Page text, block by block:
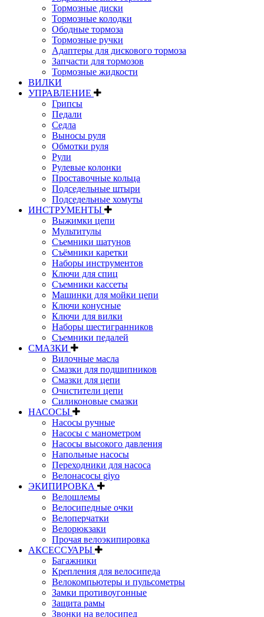
Тормозные диски
Тормозные колодки
Ободные тормоза
Тормозные ручки
Адаптеры для дискового тормоза
Запчасти для тормозов
Тормозные жидкости
ВИЛКИ
УПРАВЛЕНИЕ
Грипсы
Педали
Седла
Выносы руля
Обмотки руля
Рули
Рулевые колонки
Проставочные кольца
Подседельные штыри
Подседельные хомуты
ИНСТРУМЕНТЫ
Выжимки цепи
Мультитулы
Съемники шатунов
Съёмники каретки
Наборы инструментов
Ключи для спиц
Съемники кассеты
Машинки для мойки цепи
Ключи конусные
Ключи для вилки
Наборы шестигранников
Съемники педалей
СМАЗКИ
Вилочные масла
Смазки для подшипников
Смазки для цепи
Очистители цепи
Силиконовые смазки
НАСОСЫ
Насосы ручные
Насосы с манометром
Насосы высокого давления
Напольные насосы
Переходники для насоса
Велонасосы giyo
ЭКИПИРОВКА
Велошлемы
Велосипедные очки
Велоперчатки
Велорюкзаки
Прочая велоэкипировка
АКСЕССУАРЫ
Багажники
Крепления для велосипеда
Велокомпьютеры и пульсометры
Замки противоугонные
Защита рамы
Звонки на велосипед